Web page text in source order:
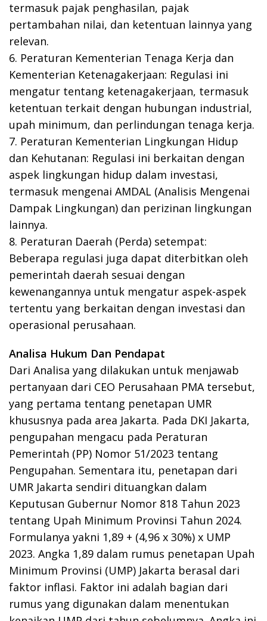
termasuk pajak penghasilan, pajak
pertambahan nilai, dan ketentuan lainnya yang
relevan.
6. Peraturan Kementerian Tenaga Kerja dan
Kementerian Ketenagakerjaan: Regulasi ini
mengatur tentang ketenagakerjaan, termasuk
ketentuan terkait dengan hubungan industrial,
upah minimum, dan perlindungan tenaga kerja.
7. Peraturan Kementerian Lingkungan Hidup
dan Kehutanan: Regulasi ini berkaitan dengan
aspek lingkungan hidup dalam investasi,
termasuk mengenai AMDAL (Analisis Mengenai
Dampak Lingkungan) dan perizinan lingkungan
lainnya.
8. Peraturan Daerah (Perda) setempat:
Beberapa regulasi juga dapat diterbitkan oleh
pemerintah daerah sesuai dengan
kewenangannya untuk mengatur aspek-aspek
tertentu yang berkaitan dengan investasi dan
operasional perusahaan.
Analisa Hukum Dan Pendapat
Dari Analisa yang dilakukan untuk menjawab
pertanyaan dari CEO Perusahaan PMA tersebut,
yang pertama tentang penetapan UMR
khususnya pada area Jakarta. Pada DKI Jakarta,
pengupahan mengacu pada Peraturan
Pemerintah (PP) Nomor 51/2023 tentang
Pengupahan. Sementara itu, penetapan dari
UMR Jakarta sendiri dituangkan dalam
Keputusan Gubernur Nomor 818 Tahun 2023
tentang Upah Minimum Provinsi Tahun 2024.
Formulanya yakni 1,89 + (4,96 x 30%) x UMP
2023. Angka 1,89 dalam rumus penetapan Upah
Minimum Provinsi (UMP) Jakarta berasal dari
faktor inflasi. Faktor ini adalah bagian dari
rumus yang digunakan dalam menentukan